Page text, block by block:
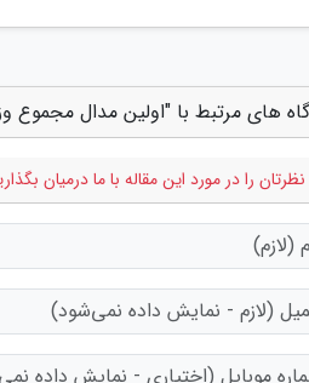
های مرتبط با "اولین مدال مجموع وزنه
را در مورد این مقاله با ما درمیان